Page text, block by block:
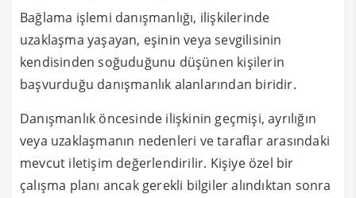
Bağlama işlemi danışmanlığı, ilişkilerinde
uzaklaşma yaşayan, eşinin veya sevgilisinin
kendisinden soğuduğunu düşünen kişilerin
başvurduğu danışmanlık alanlarından biridir.
Danışmanlık öncesinde ilişkinin geçmişi, ayrılığın
veya uzaklaşmanın nedenleri ve taraflar arasındaki
mevcut iletişim değerlendirilir. Kişiye özel bir
çalışma planı ancak gerekli bilgiler alındıktan sonra